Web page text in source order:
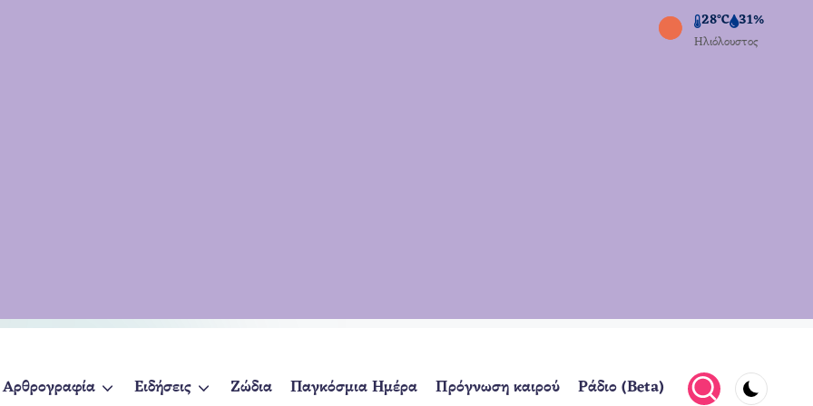
28°C 31%
Ηλιόλουστος
Αρθρογραφία Ειδήσεις Ζώδια Παγκόσμια Ημέρα Πρόγνωση καιρού Ράδιο (Beta)